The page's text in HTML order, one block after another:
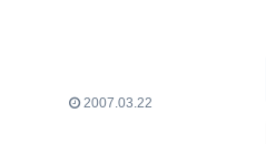
2007.03.22